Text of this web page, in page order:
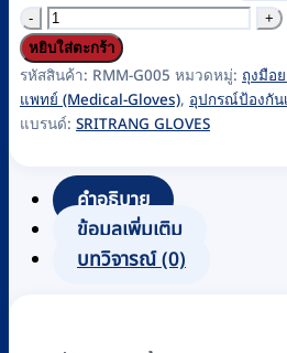
จำนวน
ถุงมือ
ผ่าตัด
SURGICAL
ส
อร์
ไม่มี
หยิบใส่ตะกร้า
รหัสสินค้า: RMM-G005 หมวดหมู่: ถุงมือ
แพทย์ (Medical-Gloves), อุปกรณ์ป้องกัน
แบรนด์: SRITRANG GLOVES
คำอธิบาย
ข้อมูลเพิ่มเติม
บทวิจารณ์ (0)